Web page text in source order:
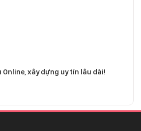
xây dựng uy tín lâu dài!